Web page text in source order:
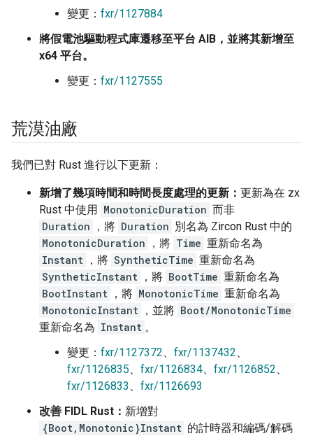
變更： fxr/1127884
將假電池驅動程式庫遷移至平台 AIB，並將其新增至
x64 平台。
變更： fxr/1127555
荒漠油廠
我們已對 Rust 進行以下更新：
新增了幾項時間和時間長度處理的更新： 更新為在 zx
Rust 中使用 MonotonicDuration 而非
Duration
，將 Duration 別名為 Zircon Rust 中的
MonotonicDuration
，將 Time 重新命名為
Instant ，將 SyntheticTime 重新命名為
SyntheticInstant ，將 BootTime 重新命名為
BootInstant ，將 MonotonicTime 重新命名為
MonotonicInstant ，並將 Boot/MonotonicTime
重新命名為 Instant 。
變更： fxr/1127372、 fxr/1137432、
fxr/1126835、 fxr/1126834、 fxr/1126852、
fxr/1126833 、 fxr/1126693
改善 FIDL Rust： 新增對
{Boot,Monotonic}Instant 的計時器和編碼/解碼